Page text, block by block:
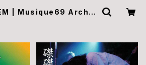
| Musique69 Archiv